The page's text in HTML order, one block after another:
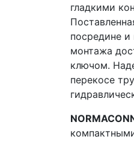
гладкими
посредине
монтажа
ключом.
перекосе